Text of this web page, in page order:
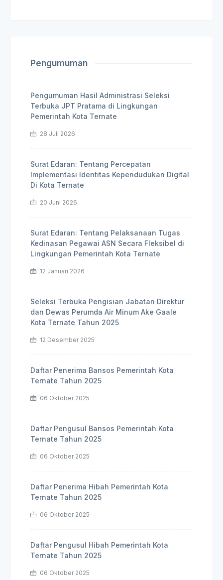
Pengumuman
Pengumuman Hasil Administrasi Seleksi
Terbuka JPT Pratama di Lingkungan
Pemerintah Kota Ternate
28 Juli 2026
Surat Edaran: Tentang Percepatan
Implementasi Identitas Kependudukan Digital
Di Kota Ternate
20 Juni 2026
Surat Edaran: Tentang Pelaksanaan Tugas
Kedinasan Pegawai ASN Secara Fleksibel di
Lingkungan Pemerintah Kota Ternate
12 Januari 2026
Seleksi Terbuka Pengisian Jabatan Direktur
dan Dewas Perumda Air Minum Ake Gaale
Kota Ternate Tahun 2025
12 Desember 2025
Daftar Penerima Bansos Pemerintah Kota
Ternate Tahun 2025
06 Oktober 2025
Daftar Pengusul Bansos Pemerintah Kota
Ternate Tahun 2025
06 Oktober 2025
Daftar Penerima Hibah Pemerintah Kota
Ternate Tahun 2025
06 Oktober 2025
Daftar Pengusul Hibah Pemerintah Kota
Ternate Tahun 2025
06 Oktober 2025